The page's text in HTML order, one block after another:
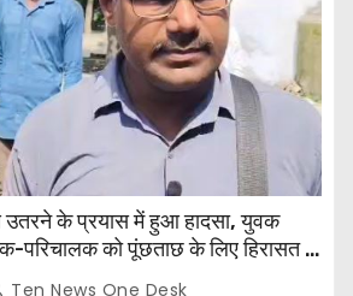
के प्रयास में हुआ हादसा, युवक
परिचालक को पूंछताछ के लिए हिरासत में
Ten News One Desk